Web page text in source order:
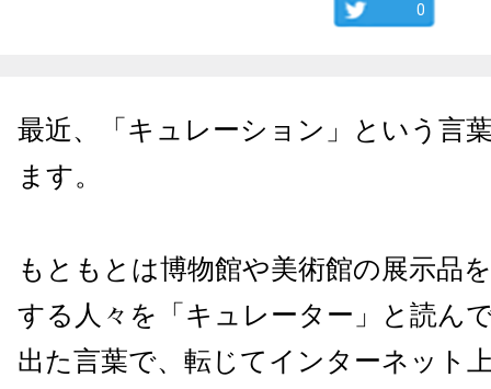
0
最近、「キュレーション」という言
ます。
もともとは博物館や美術館の展示品
する人々を「キュレーター」と読ん
出た言葉で、転じてインターネット